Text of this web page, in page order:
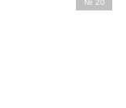
№ 20